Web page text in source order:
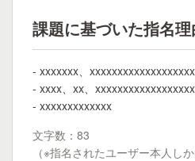
課題に基づいた指名理
- xxxxxxx、
- xxxx、xx、
- xxxxxxxxxxxxx
文字数：83
（※指名されたユーザー本人し